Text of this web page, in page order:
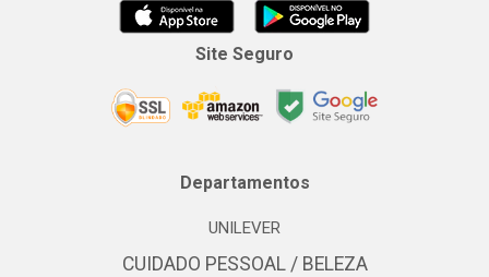
Site Seguro
Departamentos
UNILEVER
CUIDADO PESSOAL / BELEZA